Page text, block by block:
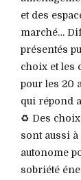
et des
marché…
présentés
choix et les
pour les 20
qui répond
♻️ Des
sont aussi à
autonome
sobriété